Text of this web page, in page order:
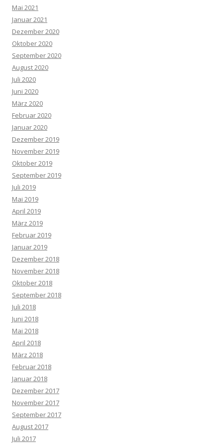
Mai 2021
Januar 2021
Dezember 2020
Oktober 2020
September 2020
August 2020
Juli 2020
Juni 2020
März 2020
Februar 2020
Januar 2020
Dezember 2019
November 2019
Oktober 2019
September 2019
Juli 2019
Mai 2019
April 2019
März 2019
Februar 2019
Januar 2019
Dezember 2018
November 2018
Oktober 2018
September 2018
Juli 2018
Juni 2018
Mai 2018
April 2018
März 2018
Februar 2018
Januar 2018
Dezember 2017
November 2017
September 2017
August 2017
Juli 2017